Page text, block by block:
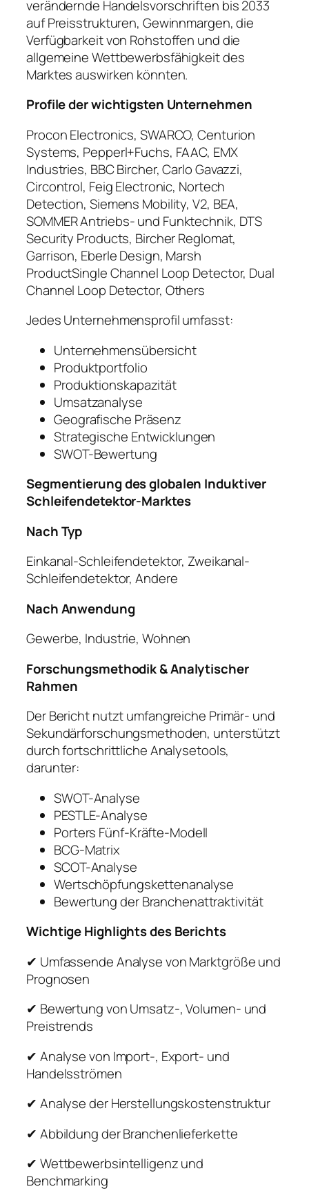
verändernde Handelsvorschriften bis 2033
auf Preisstrukturen, Gewinnmargen, die
Verfügbarkeit von Rohstoffen und die
allgemeine Wettbewerbsfähigkeit des
Marktes auswirken könnten.
Profile der wichtigsten Unternehmen
Procon Electronics, SWARCO, Centurion
Systems, Pepperl+Fuchs, FAAC, EMX
Industries, BBC Bircher, Carlo Gavazzi,
Circontrol, Feig Electronic, Nortech
Detection, Siemens Mobility, V2, BEA,
SOMMER Antriebs- und Funktechnik, DTS
Security Products, Bircher Reglomat,
Garrison, Eberle Design, Marsh
ProductSingle Channel Loop Detector, Dual
Channel Loop Detector, Others
Jedes Unternehmensprofil umfasst:
Unternehmensübersicht
Produktportfolio
Produktionskapazität
Umsatzanalyse
Geografische Präsenz
Strategische Entwicklungen
SWOT-Bewertung
Segmentierung des globalen Induktiver
Schleifendetektor-Marktes
Nach Typ
Einkanal-Schleifendetektor, Zweikanal-
Schleifendetektor, Andere
Nach Anwendung
Gewerbe, Industrie, Wohnen
Forschungsmethodik & Analytischer
Rahmen
Der Bericht nutzt umfangreiche Primär- und
Sekundärforschungsmethoden, unterstützt
durch fortschrittliche Analysetools,
darunter:
SWOT-Analyse
PESTLE-Analyse
Porters Fünf-Kräfte-Modell
BCG-Matrix
SCOT-Analyse
Wertschöpfungskettenanalyse
Bewertung der Branchenattraktivität
Wichtige Highlights des Berichts
✔ Umfassende Analyse von Marktgröße und
Prognosen
✔ Bewertung von Umsatz-, Volumen- und
Preistrends
✔ Analyse von Import-, Export- und
Handelsströmen
✔ Analyse der Herstellungskostenstruktur
✔ Abbildung der Branchenlieferkette
✔ Wettbewerbsintelligenz und
Benchmarking